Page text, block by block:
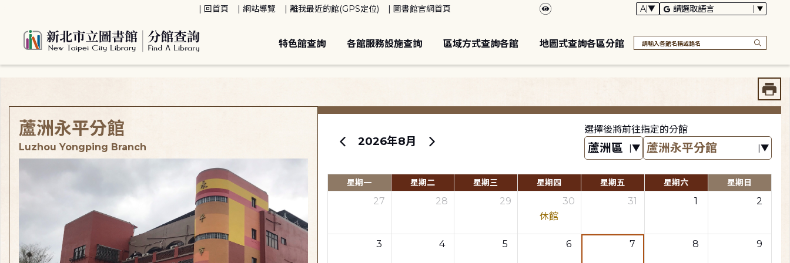
回首頁 網站導覽 離我最近的館(GPS定位) 圖書館官網首頁
特色館查詢 各館服務設施查詢 區域方式查詢各館 地圖式查詢各區分館
2026年8月
選擇後將前往指定的分館
星期一 星期二 星期三 星期四 星期五 星期六 星期日
27 28 29
30
休館
31 1 2
3 4 5 6 7 8 9
蘆洲永平分館
Luzhou Yongping Branch